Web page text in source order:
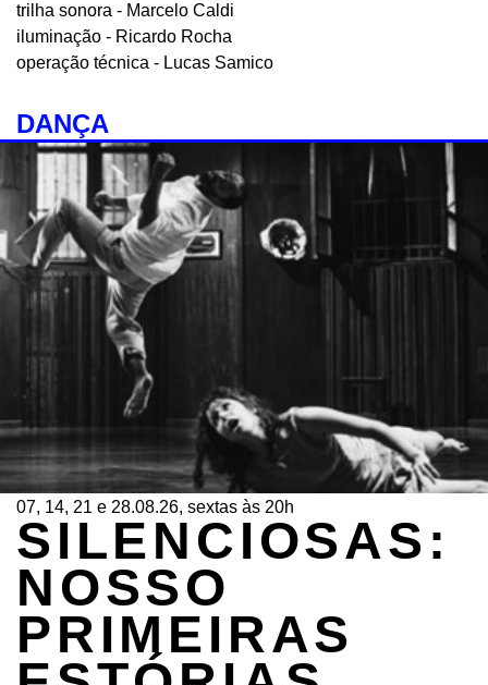
trilha sonora - Marcelo Caldi
iluminação - Ricardo Rocha
operação técnica - Lucas Samico
DANÇA
07, 14, 21 e 28.08.26, sextas às 20h
SILENCIOSAS:
NOSSO
PRIMEIRAS